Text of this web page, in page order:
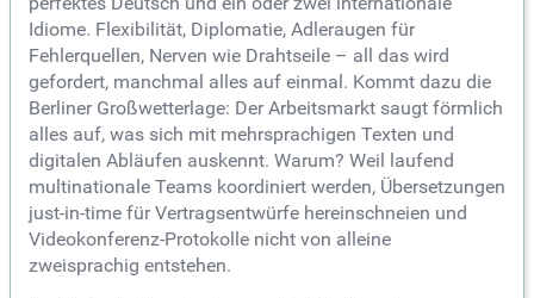
Idiome. Flexibilität, Diplomatie, Adleraugen für
Fehlerquellen, Nerven wie Drahtseile – all das wird
gefordert, manchmal alles auf einmal. Kommt dazu die
Berliner Großwetterlage: Der Arbeitsmarkt saugt förmlich
alles auf, was sich mit mehrsprachigen Texten und
digitalen Abläufen auskennt. Warum? Weil laufend
multinationale Teams koordiniert werden, Übersetzungen
just-in-time für Vertragsentwürfe hereinschneien und
Videokonferenz-Protokolle nicht von alleine
zweisprachig entstehen.